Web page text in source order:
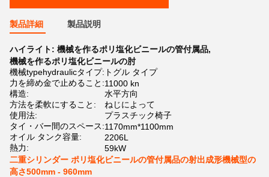
製品詳細 製品説明
ハイライト: 機械を作るポリ塩化ビニールの管付属品,
機械を作るポリ塩化ビニールの肘
機械typehydraulicタイプ: トグル タイプ
力を締め金で止めること:11000 kn
構造:
水平方向
方法を柔軟にすること:
ねじによって
使用法:
プラスチック椅子
タイ・バー間のスペース:1170mm*1100mm
オイル タンク容量:
2206L
熱力:
59kW
二重シリンダー ポリ塩化ビニールの管付属品の射出成形機械型の
高さ500mm - 960mm